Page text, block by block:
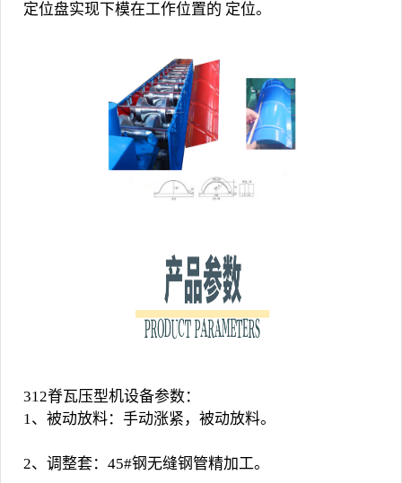
定位盘实现下模在工作位置的 定位。
312脊瓦压型机设备参数：
1、被动放料：手动涨紧，被动放料。
2、调整套：45#钢无缝钢管精加工。